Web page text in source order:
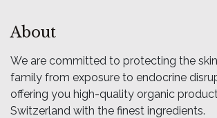
About
We are committed to protecting the
family from exposure to endocrine
offering you high-quality organic
Switzerland with the finest ingredients.